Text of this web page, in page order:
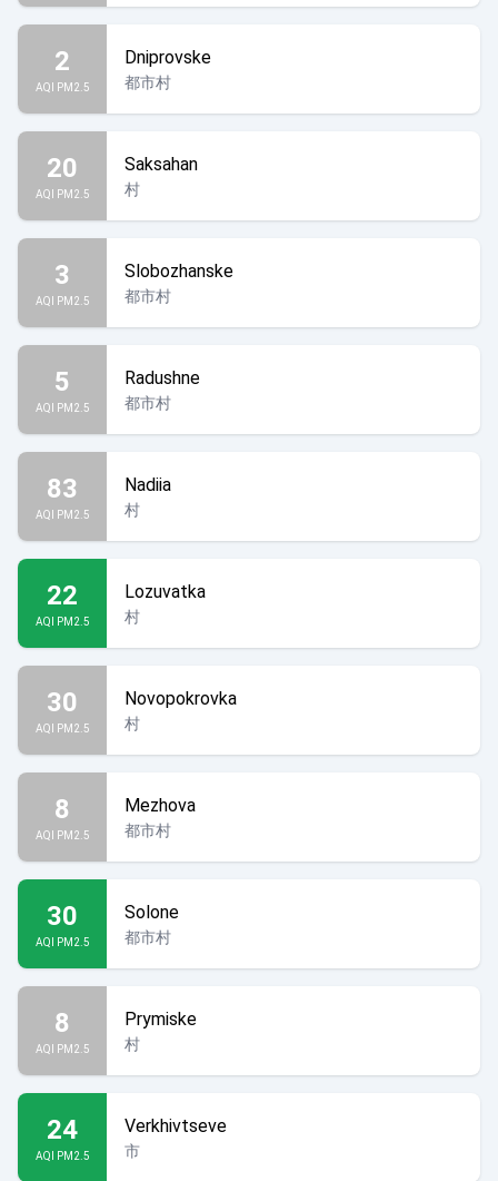
2
AQI PM2.5
Dniprovske
都市村
20
AQI PM2.5
Saksahan
村
3
AQI PM2.5
Slobozhanske
都市村
5
AQI PM2.5
Radushne
都市村
83
AQI PM2.5
Nadiia
村
22
AQI PM2.5
Lozuvatka
村
30
AQI PM2.5
Novopokrovka
村
8
AQI PM2.5
Mezhova
都市村
30
AQI PM2.5
Solone
都市村
8
AQI PM2.5
Prymiske
村
24
AQI PM2.5
Verkhivtseve
市